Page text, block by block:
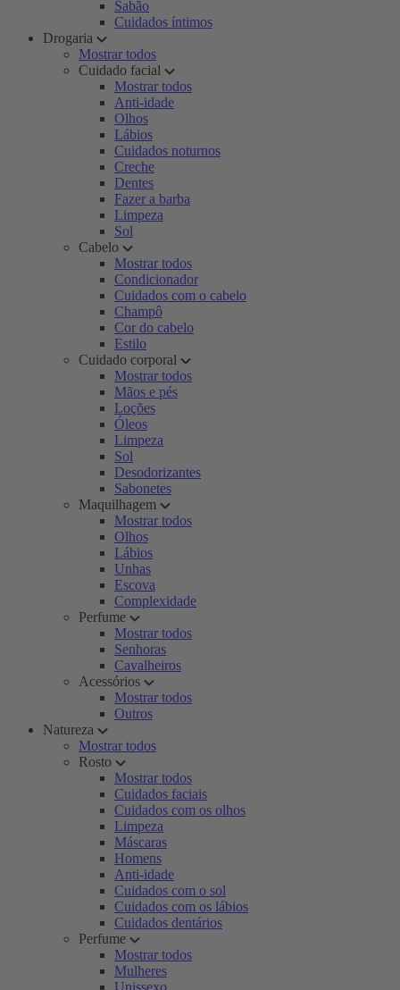
Sabão
Cuidados íntimos
Drogaria
Mostrar todos
Cuidado facial
Mostrar todos
Anti-idade
Olhos
Lábios
Cuidados noturnos
Creche
Dentes
Fazer a barba
Limpeza
Sol
Cabelo
Mostrar todos
Condicionador
Cuidados com o cabelo
Champô
Cor do cabelo
Estilo
Cuidado corporal
Mostrar todos
Mãos e pés
Loções
Óleos
Limpeza
Sol
Desodorizantes
Sabonetes
Maquilhagem
Mostrar todos
Olhos
Lábios
Unhas
Escova
Complexidade
Perfume
Mostrar todos
Senhoras
Cavalheiros
Acessórios
Mostrar todos
Outros
Natureza
Mostrar todos
Rosto
Mostrar todos
Cuidados faciais
Cuidados com os olhos
Limpeza
Máscaras
Homens
Anti-idade
Cuidados com o sol
Cuidados com os lábios
Cuidados dentários
Perfume
Mostrar todos
Mulheres
Unissexo